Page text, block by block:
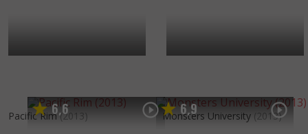
6,6
Pacific Rim (2013) 6,9
Monsters University (2013)